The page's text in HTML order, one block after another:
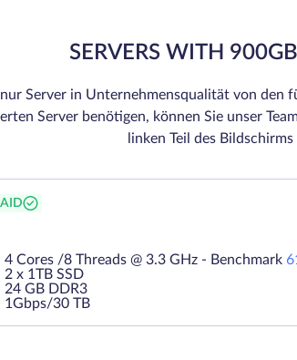
SERVERS WITH
Server in Unternehmensqualität von den
Server benötigen, können Sie unser
linken Teil des
4 Cores /8 Threads @ 3.3 GHz - Benchmark
2 х 1TB SSD
24 GB DDR3
1Gbps/30 TB